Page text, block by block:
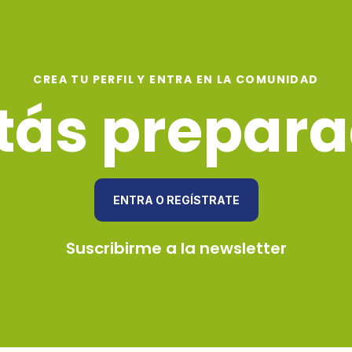
CREA TU PERFIL Y ENTRA EN LA COMUNIDAD
ENTRA O REGÍSTRATE
Suscribirme a la newsletter